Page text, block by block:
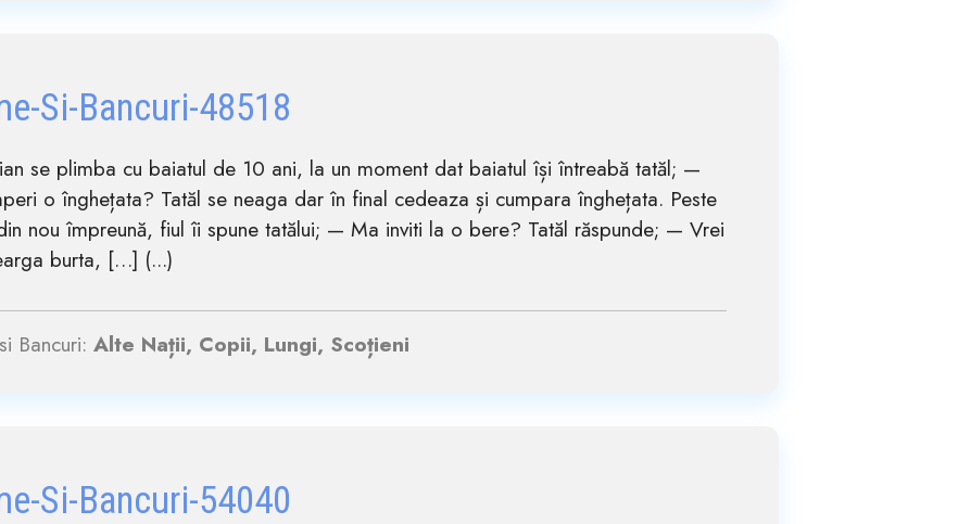
Si-Bancuri-48518
se plimba cu baiatul de 10 ani, la un moment dat baiatul își întreabă tatăl; —
o înghețata? Tatăl se neaga dar în final cedeaza și cumpara înghețata. Peste
nou împreună, fiul îi spune tatălui; — Ma inviti la o bere? Tatăl răspunde; — Vrei
burta, […] (...)
Bancuri:Alte Nații, Copii, Lungi, Scoțieni
Si-Bancuri-54040